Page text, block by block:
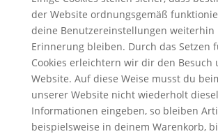
der Website ordnungsgemäß
deine Benutzereinstellungen weiterhin
Erinnerung bleiben. Durch das Setzen
Cookies erleichtern wir dir den Besuch
Website. Auf diese Weise musst du
unserer Website nicht wiederholt
Informationen eingeben, so bleiben
beispielsweise in deinem Warenkorb,